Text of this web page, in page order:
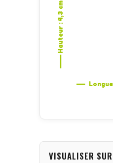
Hauteur : 4,3 cm
VISUALISER